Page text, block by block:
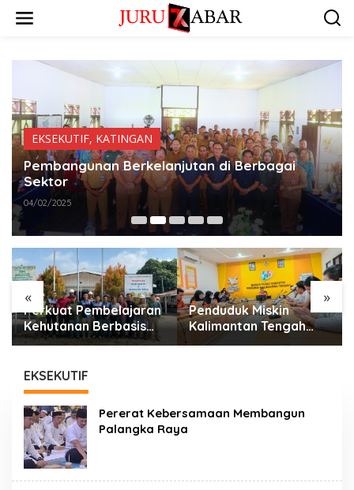
EKSEKUTIF, KATINGAN
Pembangunan Berkelanjutan di Berbagai
Sektor
04/02/2025
« »
Perkuat Pembelajaran
Kehutanan Berbasis
Praktik Lapangan, PT
INSTIPER Yogyakarta
Penduduk Miskin
Kalimantan Tengah
EKSEKUTIF
Pererat Kebersamaan Membangun
Palangka Raya